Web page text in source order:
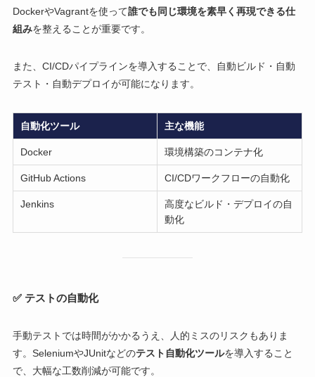
DockerやVagrantを使って誰でも同じ環境を素早く再現できる仕
組みを整えることが重要です。
また、CI/CDパイプラインを導入することで、自動ビルド・自動
テスト・自動デプロイが可能になります。
自動化ツール 主な機能
Docker 環境構築のコンテナ化
GitHub Actions CI/CDワークフローの自動化
Jenkins
高度なビルド・デプロイの自
動化
✅ テストの自動化
手動テストでは時間がかかるうえ、人的ミスのリスクもありま
す。SeleniumやJUnitなどのテスト自動化ツールを導入すること
で、大幅な工数削減が可能です。